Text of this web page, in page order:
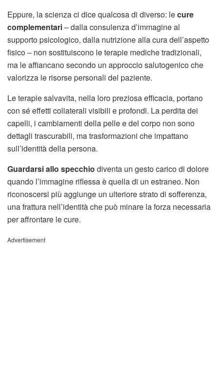
Eppure, la scienza ci dice qualcosa di diverso: lecure
complementari– dalla consulenza d’immagine al
supporto psicologico, dalla nutrizione alla cura dell’aspetto
fisico – non sostituiscono le terapie mediche tradizionali,
ma le affiancano secondo un approccio salutogenico che
valorizza le risorse personali del paziente.
Le terapie salvavita, nella loro preziosa efficacia, portano
con sé effetti collaterali visibili e profondi. La perdita dei
capelli, i cambiamenti della pelle e del corpo non sono
dettagli trascurabili, ma trasformazioni che impattano
sull’identità della persona.
Guardarsi allo specchio diventa un gesto carico di dolore
quando l’immagine riflessa è quella di un estraneo. Non
riconoscersi più aggiunge un ulteriore strato di sofferenza,
una frattura nell’identità che può minare la forza necessaria
per affrontare le cure.
Advertisement